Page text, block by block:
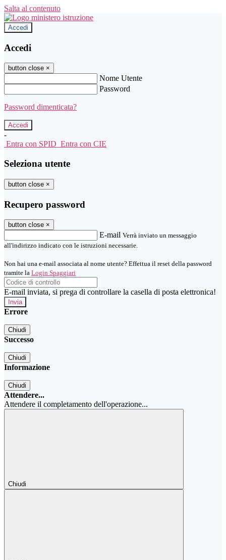
Salta al contenuto
Accedi
Accedi
button close ×
Nome Utente
Password
Password dimenticata?
-
Entra con SPID Entra con CIE
Seleziona utente
button close ×
Recupero password
button close ×
E-mail Verrà inviato un messaggio
all'indirizzo indicato con le istruzioni necessarie.
Non hai una e-mail associata al nome utente? Effettua il reset della password
tramite la Login Spaggiari
E-mail inviata, si prega di controllare la casella di posta elettronica!
Errore
Chiudi
Successo
Chiudi
Informazione
Chiudi
Attendere...
Attendere il completamento dell'operazione...
Chiudi